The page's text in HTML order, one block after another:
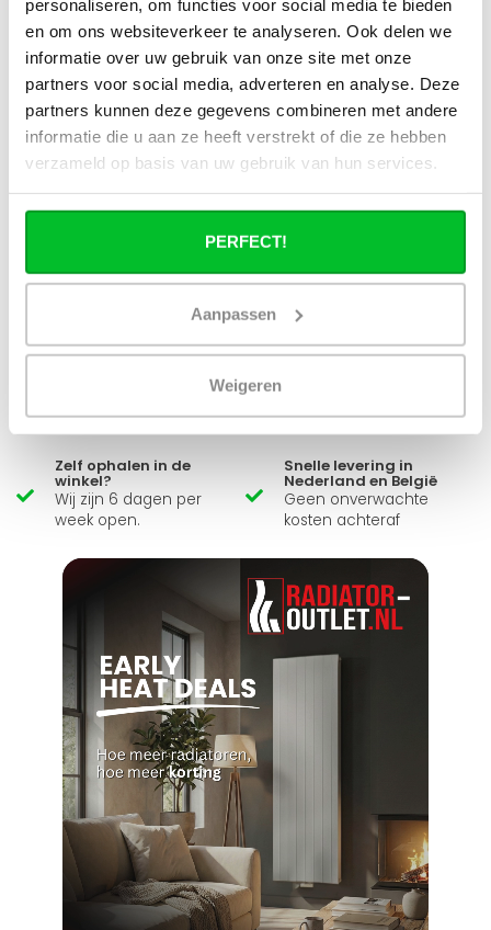
personaliseren, om functies voor social media te bieden
en om ons websiteverkeer te analyseren. Ook delen we
informatie over uw gebruik van onze site met onze
partners voor social media, adverteren en analyse. Deze
partners kunnen deze gegevens combineren met andere
informatie die u aan ze heeft verstrekt of die ze hebben
verzameld op basis van uw gebruik van hun services.
PERFECT!
Aanpassen
Weigeren
stadsverwarming?
Werkt een paneelradiator ook bij 40
graden aanvoertemperatuur?
Heb je een vraag over dit product ?
voorraad
Zelf ophalen in de
winkel?
Wij zijn 6 dagen per
week open.
Snelle levering in
Nederland en België
Geen onverwachte
kosten achteraf